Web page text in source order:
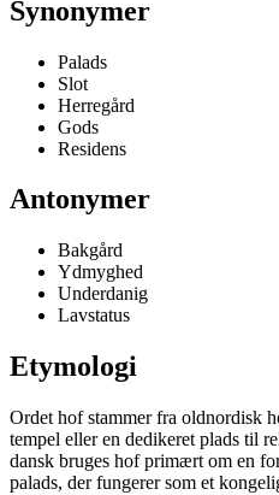
Synonymer
Palads
Slot
Herregård
Gods
Residens
Antonymer
Bakgård
Ydmyghed
Underdanig
Lavstatus
Etymologi
Ordet hof stammer fra oldnordisk
tempel eller en dedikeret plads til
dansk bruges hof primært om en
palads, der fungerer som et